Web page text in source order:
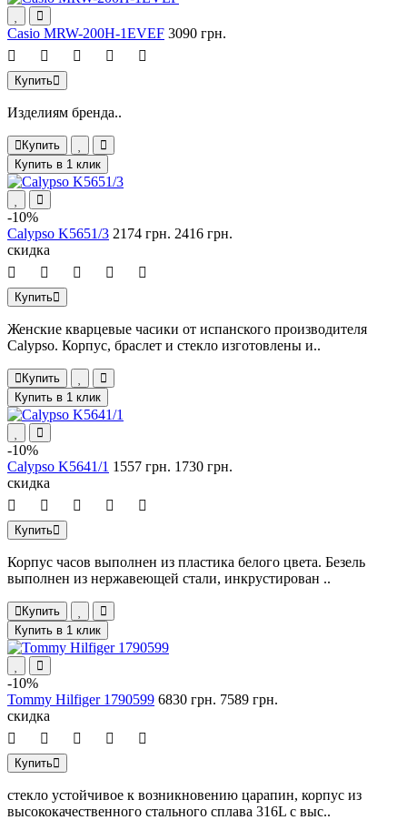
Casio MRW-200H-1EVEF 3090 грн.
Купить
Изделиям бренда..
Купить
Купить в 1 клик
-10%
Calypso K5651/3 2174 грн. 2416 грн.
скидка
Купить
Женские кварцевые часики от испанского производителя
Calypso. Корпус, браслет и стекло изготовлены и..
Купить
Купить в 1 клик
-10%
Calypso K5641/1 1557 грн. 1730 грн.
скидка
Купить
Корпус часов выполнен из пластика белого цвета. Безель
выполнен из нержавеющей стали, инкрустирован ..
Купить
Купить в 1 клик
-10%
Tommy Hilfiger 1790599 6830 грн. 7589 грн.
скидка
Купить
стекло устойчивое к возникновению царапин, корпус из
высококачественного стального сплава 316L с выс..